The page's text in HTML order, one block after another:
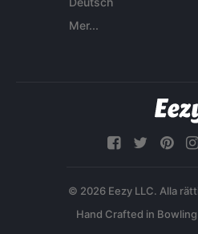
Mer...
© 2026 Eezy LLC. Alla